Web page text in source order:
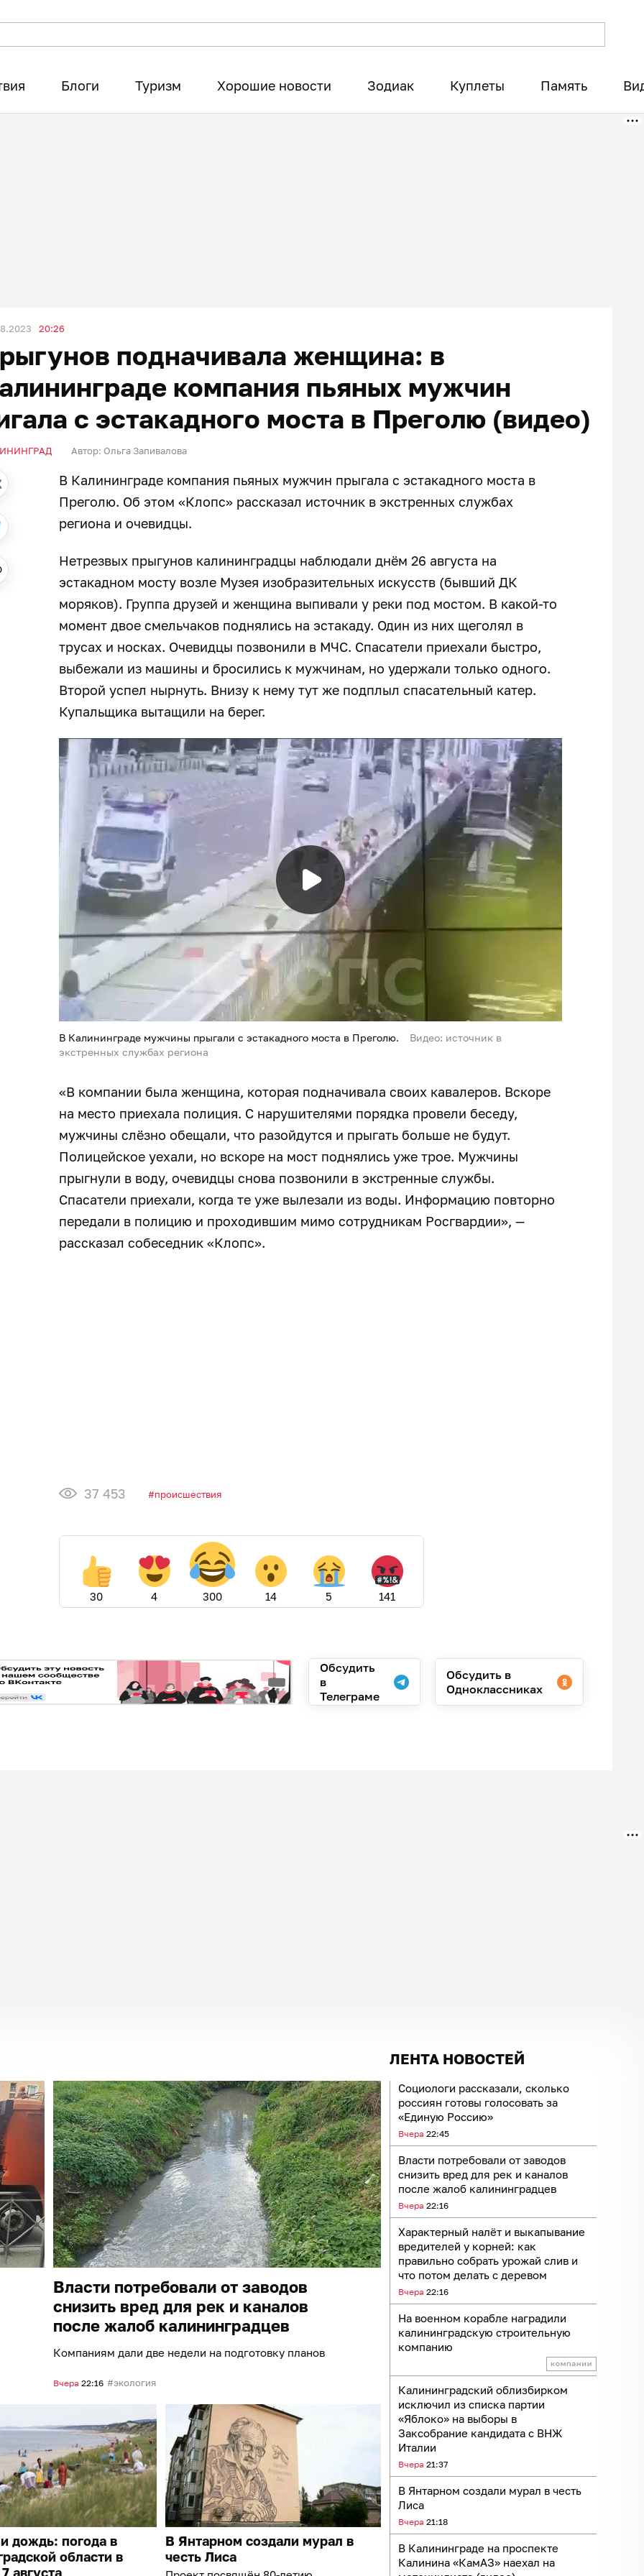
Блоги Туризм Хорошие новости Зодиак Куплеты Память
20:26
подначивала женщина: в
компания пьяных мужчин
с эстакадного моста в Преголю (видео)
Автор: Ольга Запивалова
В Калининграде компания пьяных мужчин прыгала с эстакадного моста в
Преголю. Об этом «Клопс» рассказал источник в экстренных службах
региона и очевидцы.
Нетрезвых прыгунов калининградцы наблюдали днём 26 августа на
эстакадном мосту возле Музея изобразительных искусств (бывший ДК
моряков). Группа друзей и женщина выпивали у реки под мостом. В какой-то
момент двое смельчаков поднялись на эстакаду. Один из них щеголял в
трусах и носках. Очевидцы позвонили в МЧС. Спасатели приехали быстро,
выбежали из машины и бросились к мужчинам, но удержали только одного.
Второй успел нырнуть. Внизу к нему тут же подплыл спасательный катер.
Купальщика вытащили на берег.
В Калининграде мужчины прыгали с эстакадного моста в Преголю.
Видео: источник в
экстренных службах региона
«В компании была женщина, которая подначивала своих кавалеров. Вскоре
на место приехала полиция. С нарушителями порядка провели беседу,
мужчины слёзно обещали, что разойдутся и прыгать больше не будут.
Полицейское уехали, но вскоре на мост поднялись уже трое. Мужчины
прыгнули в воду, очевидцы снова позвонили в экстренные службы.
Спасатели приехали, когда те уже вылезали из воды. Информацию повторно
передали в полицию и проходившим мимо сотрудникам Росгвардии», —
рассказал собеседник «Клопс».
37 453 происшествия
30 4 300 14 5 141
Обсудить
в
Телеграме
Обсудить в
Одноклассниках
ЛЕНТА НОВОСТЕЙ
Социологи рассказали, сколько
россиян готовы голосовать за
«Единую Россию»
Вчера 22:45
Власти потребовали от заводов
снизить вред для рек и каналов
после жалоб калининградцев
Вчера 22:16
Характерный налёт и выкапывание
вредителей у корней: как
правильно собрать урожай слив и
что потом делать с деревом
Вчера 22:16
На военном корабле наградили
калининградскую строительную
компанию
Калининградский облизбирком
исключил из списка партии
«Яблоко» на выборы в
Заксобрание кандидата с ВНЖ
Италии
Вчера 21:37
В Янтарном создали мурал в честь
Лиса
Вчера 21:18
В Калининграде на проспекте
Калинина «КамАЗ» наехал на
Власти потребовали от заводов
снизить вред для рек и каналов
после жалоб калининградцев
Компаниям дали две недели на подготовку планов
Вчера 22:16 экология
дождь: погода в
области в
августа
В Янтарном создали мурал в
честь Лиса